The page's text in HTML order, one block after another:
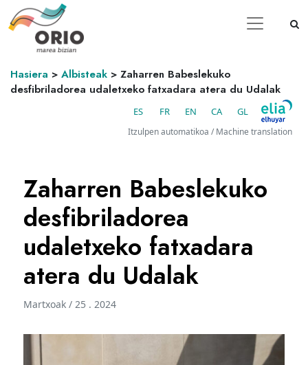
Hasiera > Albisteak > Zaharren Babeslekuko
desfibriladorea udaletxeko fatxadara atera du Udalak
ES FR EN CA GL
Itzulpen automatikoa / Machine translation
Zaharren Babeslekuko
desfibriladorea
udaletxeko fatxadara
atera du Udalak
Martxoak / 25 . 2024